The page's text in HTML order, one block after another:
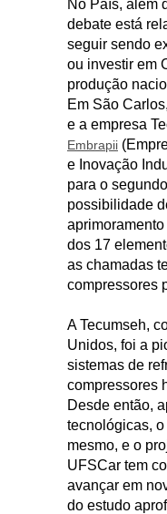
No País, além
debate está
seguir sendo
ou investir em
produção
Em São
e a empresa
Embrapii
e Inovação
para o
possibilidade
dos 17
as chamadas
compressores
A Tecumseh,
Unidos, foi a
sistemas de
compressores
Desde então,
tecnológicas,
mesmo, e o
UFSCar tem
avançar em
do estudo